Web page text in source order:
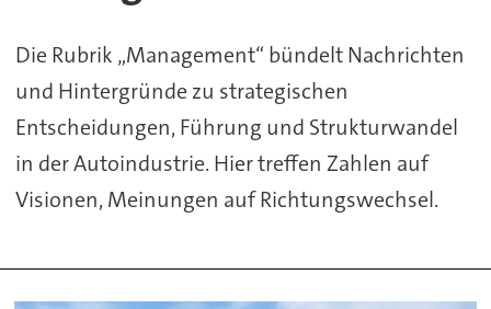
Die Rubrik „Management“ bündelt Nachrichten
und Hintergründe zu strategischen
Entscheidungen, Führung und Strukturwandel
in der Autoindustrie. Hier treffen Zahlen auf
Visionen, Meinungen auf Richtungswechsel.